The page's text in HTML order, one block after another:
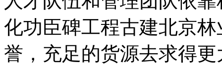
化功臣碑工程古建北京
誉，充足的货源去求得